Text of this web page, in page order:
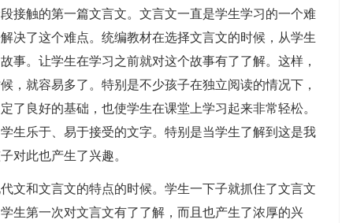
触的第一篇文言文。文言文一直是学生学习的一个难
决了这个难点。统编教材在选择文言文的时候，从学生
事。让学生在学习之前就对这个故事有了了解。这样，
，就容易多了。特别是不少孩子在独立阅读的情况下，
了良好的基础，也使学生在课堂上学习起来非常轻松。
生乐于、易于接受的文字。特别是当学生了解到这是我
对此也产生了兴趣。
和文言文的特点的时候。学生一下子就抓住了文言文
第一次对文言文有了了解，而且也产生了浓厚的兴